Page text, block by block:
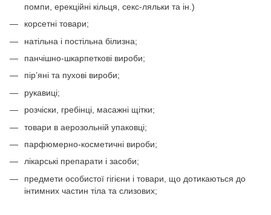
помпи, ерекційні кільця, секс-ляльки та ін.)
корсетні товари;
натільна і постільна білизна;
панчішно-шкарпеткові вироби;
пір’яні та пухові вироби;
рукавиці;
розчіски, гребінці, масажні щітки;
товари в аерозольній упаковці;
парфюмерно-косметичні вироби;
лікарські препарати і засоби;
предмети особистої гігієни і товари, що дотикаються до
інтимних частин тіла та слизових;